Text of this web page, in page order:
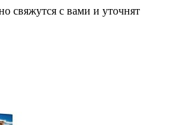
свяжутся с вами и уточнят